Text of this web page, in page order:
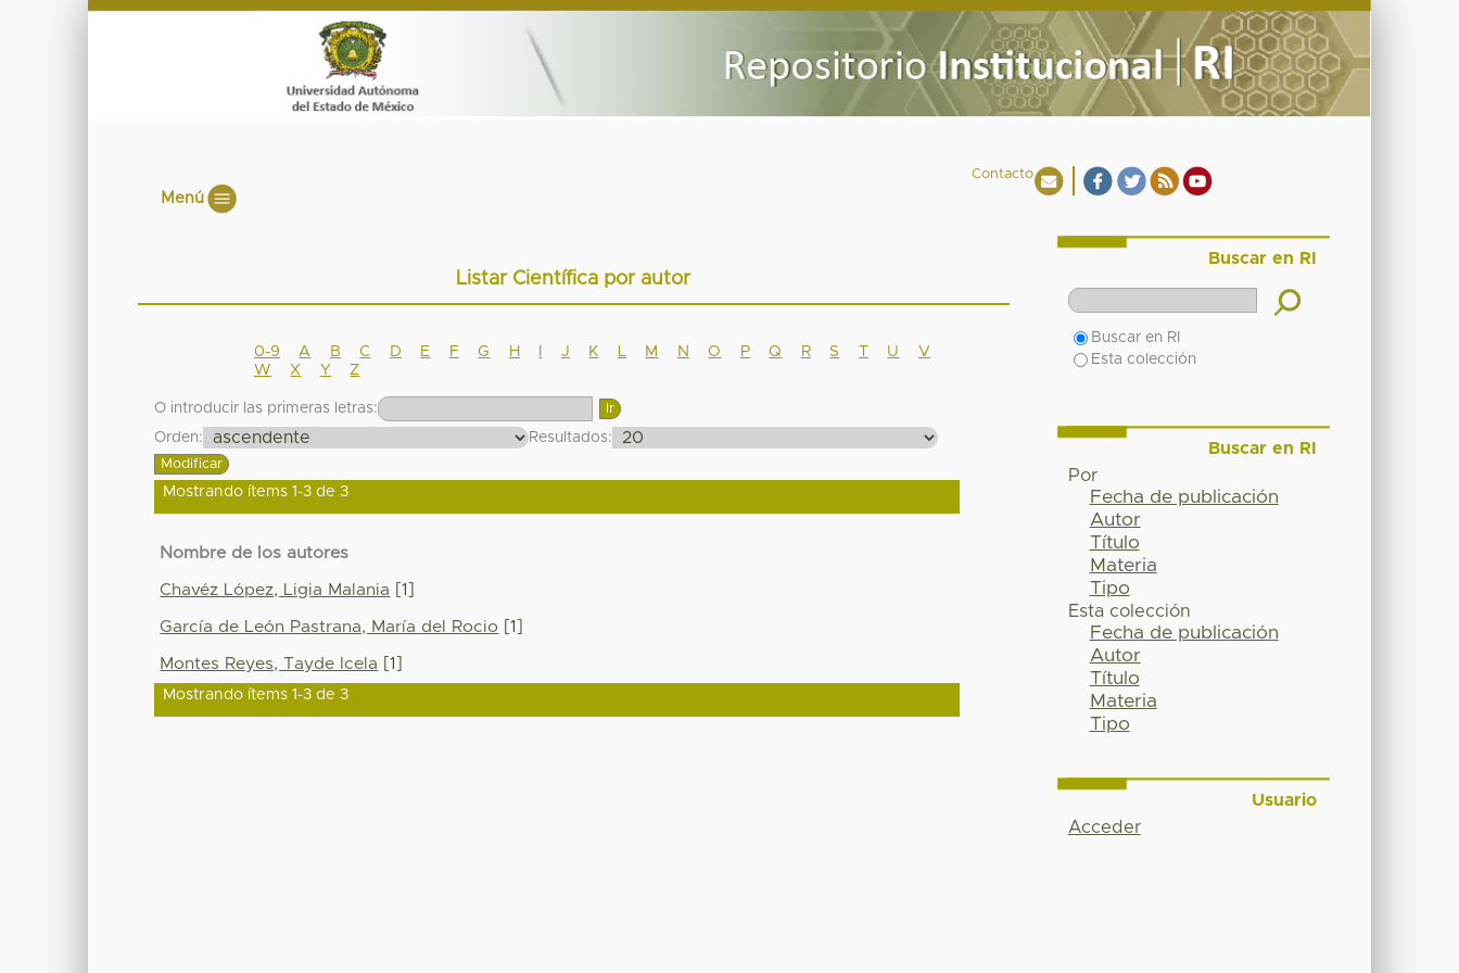
Contacto
Menú
Listar Científica por autor
0-9 A B C D E F G H J K M N O P Q R S T U
V
W
X Y Z
O introducir las primeras letras:
Orden:
Resultados:
Mostrando ítems 1-3 de 3
Nombre de los autores
Chavéz López, Ligia Malania [1]
García de León Pastrana, María del Rocio [1]
Montes Reyes, Tayde Icela [1]
Mostrando ítems 1-3 de 3
Buscar en RI
Buscar en RI
Esta colección
Buscar en RI
Por
Fecha de publicación
Autor
Título
Materia
Tipo
Esta colección
Fecha de publicación
Autor
Título
Materia
Tipo
Usuario
Acceder